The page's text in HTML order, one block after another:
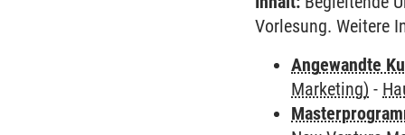
Vorlesung. Weitere
Angewandte
Marketing) -